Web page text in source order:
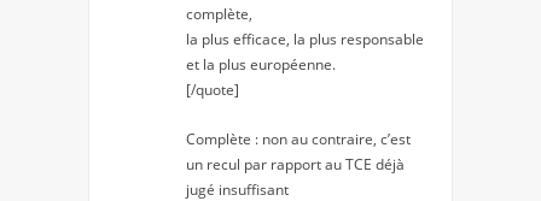
complète,
la plus efficace, la plus responsable
et la plus européenne.
[/quote]
Complète : non au contraire, c’est
un recul par rapport au TCE déjà
jugé insuffisant